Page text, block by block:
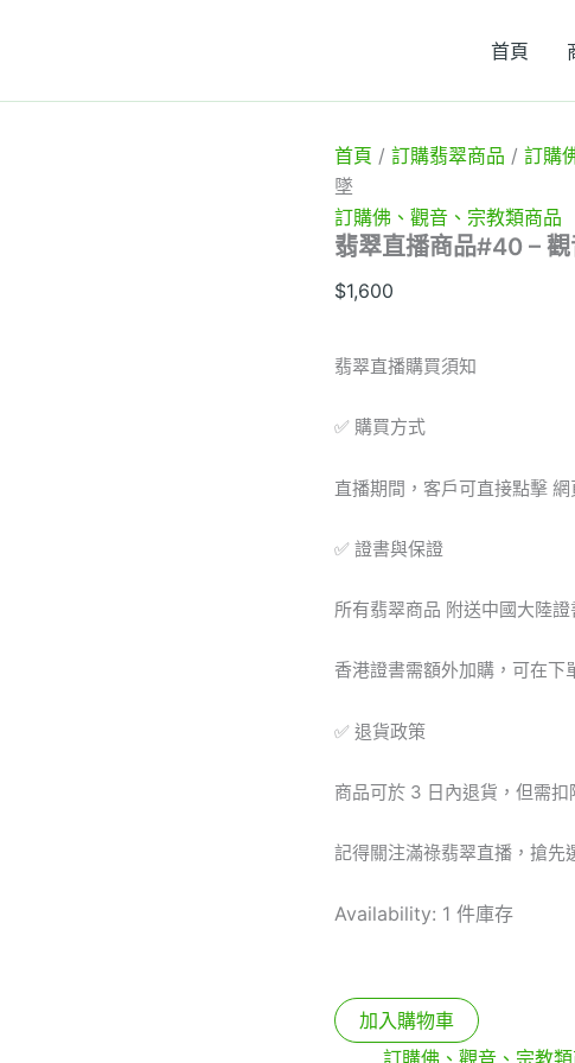
首頁
首頁 /訂購翡翠商品 /訂購
墜
訂購佛、觀音、宗教類商品
翡翠直播商品#40 –
$1,600
翡翠直播購買須知
✅ 購買方式
直播期間，客戶可直接點擊
✅ 證書與保證
所有翡翠商品 附送中國大陸證
香港證書需額外加購，可在下
✅ 退貨政策
商品可於 3 日內退貨，但需
記得關注滿祿翡翠直播，搶先
Availability: 1 件庫存
商
#40
-
觀
音
翡
吊
量
加入購物車